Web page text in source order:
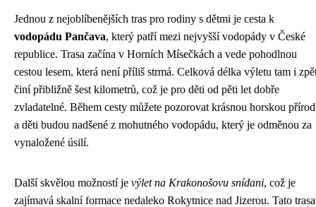
Jednou z nejoblíbenějších tras pro rodiny s dětmi je cesta k
vodopádu Pančava, který patří mezi nejvyšší vodopády v České
republice. Trasa začína v Horních Mísečkách a vede pohodlnou
cestou lesem, která není příliš strmá. Celková délka výletu tam i
činí přibližně šest kilometrů, což je pro děti od pěti let dobře
zvladatelné. Během cesty můžete pozorovat krásnou horskou
a děti budou nadšené z mohutného vodopádu, který je odměnou za
vynaložené úsilí.
Další skvělou možností je výlet na Krakonošovu snídani, což je
zajímavá skalní formace nedaleko Rokytnice nad Jizerou. Tato trasa